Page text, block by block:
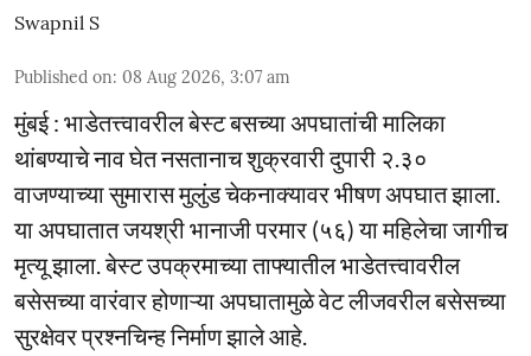
Swapnil S
Published on: 08 Aug 2026, 3:07 am
मुंबई : भाडेतत्त्वावरील बेस्ट बसच्या अपघातांची मालिका
थांबण्याचे नाव घेत नसतानाच शुक्रवारी दुपारी २.३०
वाजण्याच्या सुमारास मुलुंड चेकनाक्यावर भीषण अपघात झाला.
या अपघातात जयश्री भानाजी परमार (५६) या महिलेचा जागीच
मृत्यू झाला. बेस्ट उपक्रमाच्या ताफ्यातील भाडेतत्त्वावरील
बसेसच्या वारंवार होणाऱ्या अपघातामुळे वेट लीजवरील बसेसच्या
सुरक्षेवर प्रश्नचिन्ह निर्माण झाले आहे.